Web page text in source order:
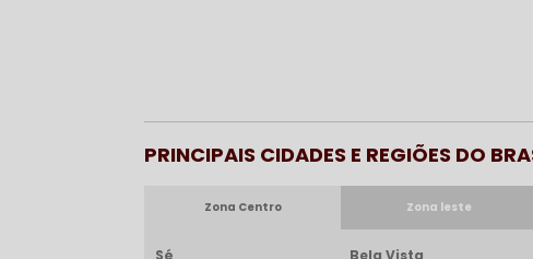
PRINCIPAIS CIDADES E REGIÕES DO
Zona Centro Zona leste
Sé Bela Vista